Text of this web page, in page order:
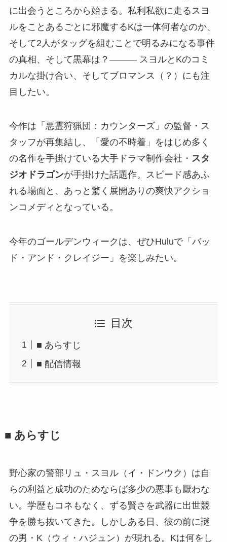
に出会うところから始まる。私利私欲に走るスヨ
ルをことあるごとに邪魔するKは一体何者なのか、
そして2人がタッグを組むことで明るみになる事件
の真相、そして黒幕は？――― スヨルとKのコミ
カルな掛け合い、そしてブロマンス（？）にも注
目したい。
今作は「悪霊狩猟団：カウンターズ」の監督・ス
タッフが再集結し、「愛の不時着」をはじめ多く
の名作を手掛けている大手ドラマ制作会社・ スタ
ジオドラゴンが手掛けた話題作。スピード感あふ
れる場面と、あっと驚く展開ありの爽快アクショ
ンコメディとなっている。
今年のゴールデンウィークは、ぜひHuluで「バッ
ド・アンド・クレイジー」を楽しみたい。
目次
■ あらすじ
■ 配信情報
■ あらすじ
野心家の警部リュ・スヨル（イ・ドンウク）は自
らの利益と成功のためならば多少の悪事も厭わな
い。学歴もコネもなく、ずる賢さを武器に出世競
争を勝ち抜いてきた。しかしある日、彼の前に謎
の男・K（ウィ・ハジュン）が現れる。Kは何をし